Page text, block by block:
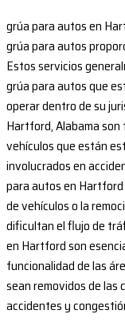
grúa para autos en
grúa para autos
Estos servicios
grúa para autos que
operar dentro de su
Hartford, Alabama
vehículos que están
involucrados en
para autos en
de vehículos o la
dificultan el flujo de
en Hartford son
funcionalidad de las
sean removidos de las
accidentes y